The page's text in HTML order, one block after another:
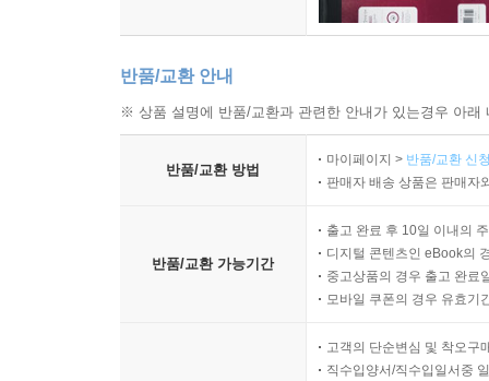
반품/교환 안내
※ 상품 설명에 반품/교환과 관련한 안내가 있는경우 아
반품/교환 방법
마이페이지 > 반품/교환 신
판매자 배송 상품은 판매자
반품/교환 가능기간
출고 완료 후 10일 이내의
디지털 콘텐츠인 eBook의
중고상품의 경우 출고 완료
모바일 쿠폰의 경우 유효기
고객의 단순변심 및 착오구
직수입양서/직수입일서중